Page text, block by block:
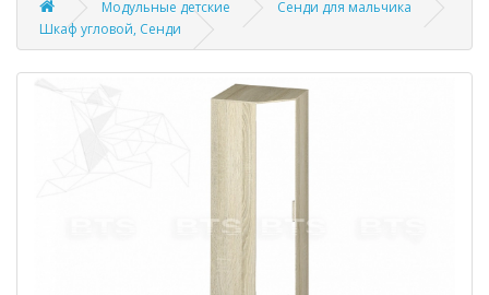
Модульные детские
Сенди для мальчика
Шкаф угловой, Сенди